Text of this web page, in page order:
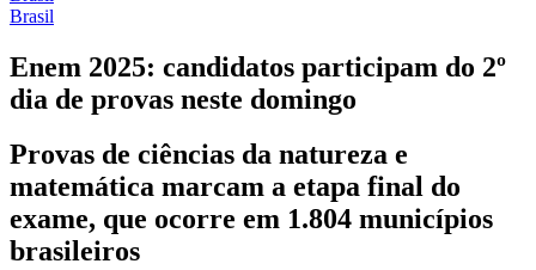
Brasil
Enem 2025: candidatos participam do 2º
dia de provas neste domingo
Provas de ciências da natureza e
matemática marcam a etapa final do
exame, que ocorre em 1.804 municípios
brasileiros